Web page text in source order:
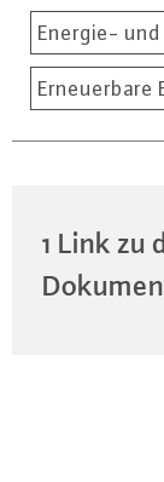
Energie-
Erneuerbare
1 Link zu